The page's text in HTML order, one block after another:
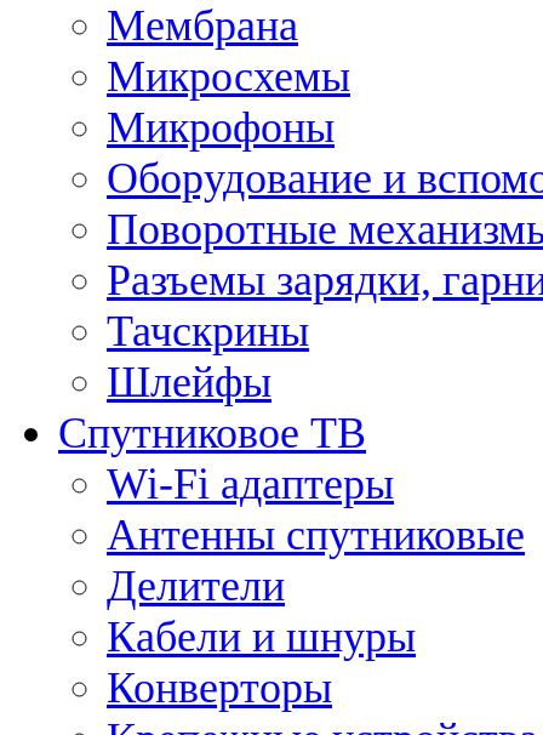
Мембрана
Микросхемы
Микрофоны
Оборудование и
Поворотные
Разъемы зарядки,
Тачскрины
Шлейфы
Спутниковое ТВ
Wi-Fi адаптеры
Антенны спутниковые
Делители
Кабели и шнуры
Конверторы